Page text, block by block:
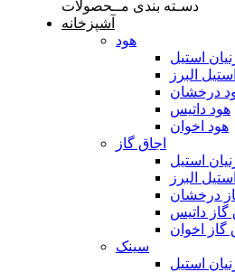
دسـته بندی مــحصولات
آشپزخانه
هود
استیل
البرز
درخشان
هود داتیس
هود اخوان
اجاق گاز
استیل
البرز
درخشان
گاز داتیس
گاز اخوان
سینک
استیل